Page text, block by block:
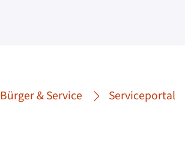
Bürger & Service Serviceportal